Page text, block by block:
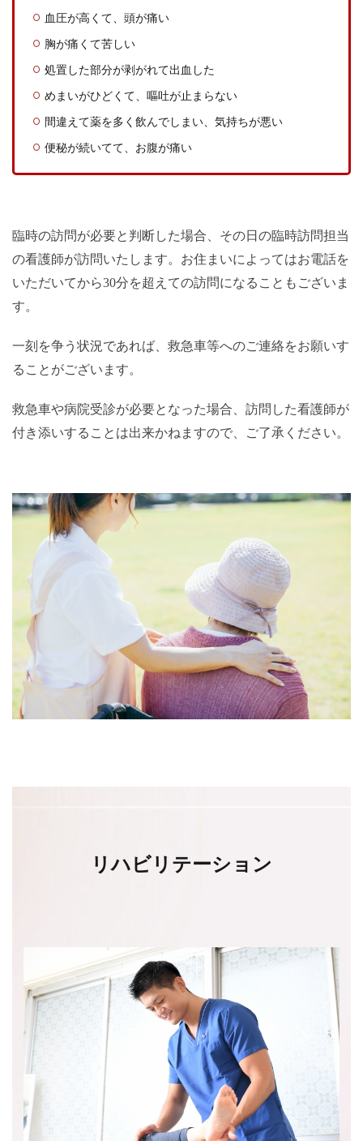
血圧が高くて、頭が痛い
胸が痛くて苦しい
処置した部分が剥がれて出血した
めまいがひどくて、嘔吐が止まらない
間違えて薬を多く飲んでしまい、気持ちが悪い
便秘が続いてて、お腹が痛い
臨時の訪問が必要と判断した場合、その日の臨時訪問担当
の看護師が訪問いたします。お住まいによってはお電話を
いただいてから30分を超えての訪問になることもございま
す。
一刻を争う状況であれば、救急車等へのご連絡をお願いす
ることがございます。
救急車や病院受診が必要となった場合、訪問した看護師が
付き添いすることは出来かねますので、ご了承ください。
リハビリテーション